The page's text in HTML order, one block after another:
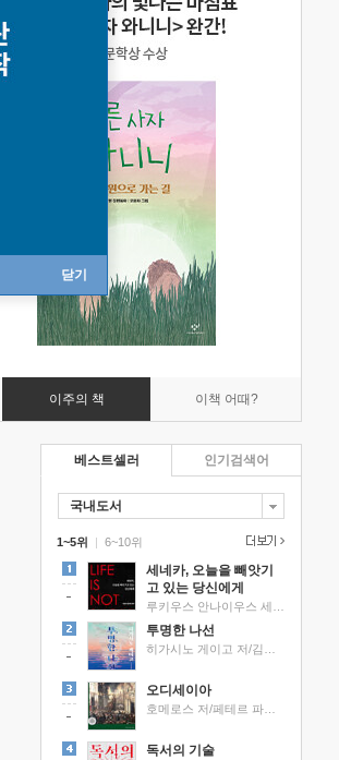
닫기
이주의 책 이책 어때?
베스트셀러
국내도서
1~5위 |
세네카, 오늘을 빼앗기
고 있는 당신에게
투명한 나선
오디세이아
독서의 기술
6~10위
인기검색어